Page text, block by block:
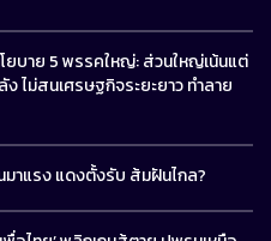
โยบาย 5 พรรคใหญ่: ส่วนใหญ่เน้นแต่
ไม่สนเศรษฐกิจระยะยาว ทำลาย
มาแรง แดงตั้งรับ ส้มฝันไกล?